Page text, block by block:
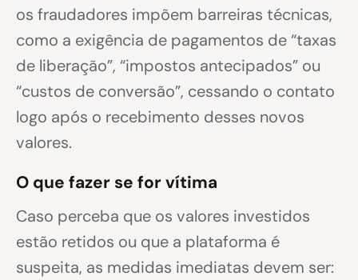
os fraudadores impõem barreiras técnicas,
como a exigência de pagamentos de “taxas
de liberação”, “impostos antecipados” ou
“custos de conversão”, cessando o contato
logo após o recebimento desses novos
valores.
O que fazer se for vítima
Caso perceba que os valores investidos
estão retidos ou que a plataforma é
suspeita, as medidas imediatas devem ser: